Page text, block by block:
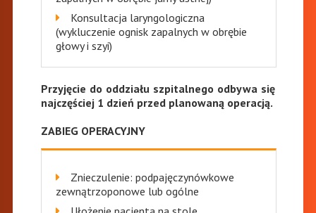
Konsultacja laryngologiczna
(wykluczenie ognisk zapalnych w obrębie
głowy i szyi)
Przyjęcie do oddziału szpitalnego odbywa się
najczęściej 1 dzień przed planowaną operacją.
ZABIEG OPERACYJNY
Znieczulenie: podpajęczynówkowe
zewnątrzoponowe lub ogólne